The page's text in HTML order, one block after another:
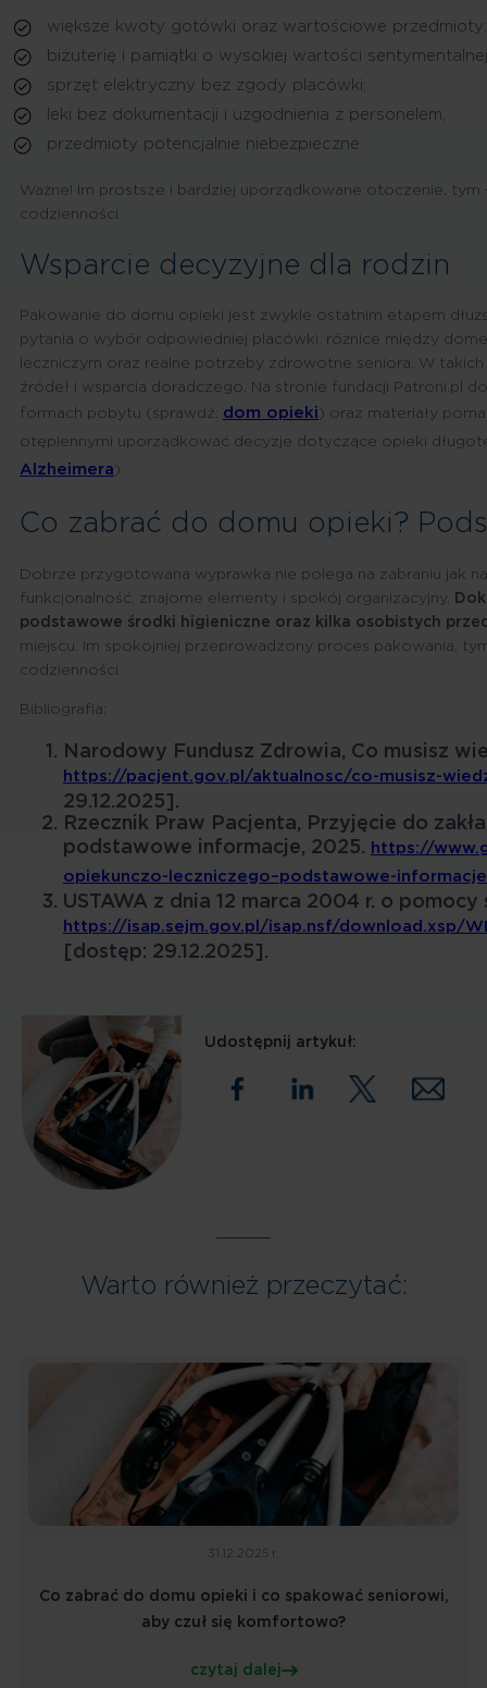
większe kwoty gotówki oraz wartościowe przedmioty;
biżuterię i pamiątki o wysokiej wartości
sprzęt elektryczny bez zgody placówki;
leki bez dokumentacji i uzgodnienia z personelem;
przedmioty potencjalnie niebezpieczne.
Ważne! Im prostsze i bardziej uporządkowane otoczenie,
codzienności.
Wsparcie decyzyjne dla rodzin
Pakowanie do domu opieki jest zwykle ostatnim etapem
pytania o wybór odpowiedniej placówki, różnice między
leczniczym oraz realne potrzeby zdrowotne seniora. W
źródeł i wsparcia doradczego. Na stronie fundacji Patroni.pl
formach pobytu (sprawdź: dom opieki ) oraz materiały
otępiennymi uporządkować decyzje dotyczące opieki
Alzheimera ).
Co zabrać do domu opieki?
Dobrze przygotowana wyprawka nie polega na zabraniu jak
funkcjonalność, znajome elementy i spokój organizacyjny.
podstawowe środki higieniczne oraz kilka osobistych
miejscu. Im spokojniej przeprowadzony proces pakowania,
codzienności.
Bibliografia:
Narodowy Fundusz Zdrowia, Co musisz
https://pacjent.gov.pl/aktualnosc/co-musisz-
29.12.2025].
Rzecznik Praw Pacjenta, Przyjęcie do
podstawowe informacje, 2025. https://
opiekunczo-leczniczego–podstawowe-informacje
USTAWA z dnia 12 marca 2004 r. o pomocy
https://isap.sejm.gov.pl/isap.nsf/download.xsp/
[dostęp: 29.12.2025].
Udostępnij artykuł:
Warto również przeczytać:
31.12.2025 r.
Co zabrać do domu opieki i co spakować seniorowi,
aby czuł się komfortowo?
czytaj dalej